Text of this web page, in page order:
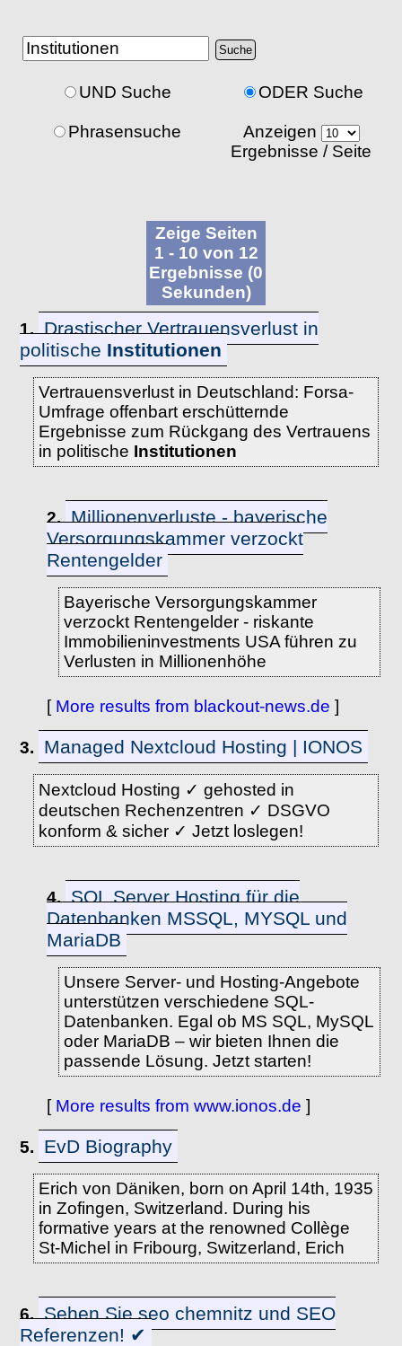
UND Suche
Phrasensuche
ODER Suche
Anzeigen
Ergebnisse / Seite
Zeige Seiten
1 - 10 von 12
Ergebnisse (0
Sekunden)
1. Drastischer Vertrauensverlust in
politische Institutionen
Vertrauensverlust in Deutschland: Forsa-
Umfrage offenbart erschütternde
Ergebnisse zum Rückgang des Vertrauens
in politische Institutionen
2. Millionenverluste - bayerische
Versorgungskammer verzockt
Rentengelder
Bayerische Versorgungskammer
verzockt Rentengelder - riskante
Immobilieninvestments USA führen zu
Verlusten in Millionenhöhe
[ More results from blackout-news.de ]
3. Managed Nextcloud Hosting | IONOS
Nextcloud Hosting ✓ gehosted in
deutschen Rechenzentren ✓ DSGVO
konform & sicher ✓ Jetzt loslegen!
4. SQL Server Hosting für die
Datenbanken MSSQL, MYSQL und
MariaDB
Unsere Server- und Hosting-Angebote
unterstützen verschiedene SQL-
Datenbanken. Egal ob MS SQL, MySQL
oder MariaDB – wir bieten Ihnen die
passende Lösung. Jetzt starten!
[ More results from www.ionos.de ]
5. EvD Biography
Erich von Däniken, born on April 14th, 1935
in Zofingen, Switzerland. During his
formative years at the renowned Collège
St-Michel in Fribourg, Switzerland, Erich
6. Sehen Sie seo chemnitz und SEO
Referenzen! ✔